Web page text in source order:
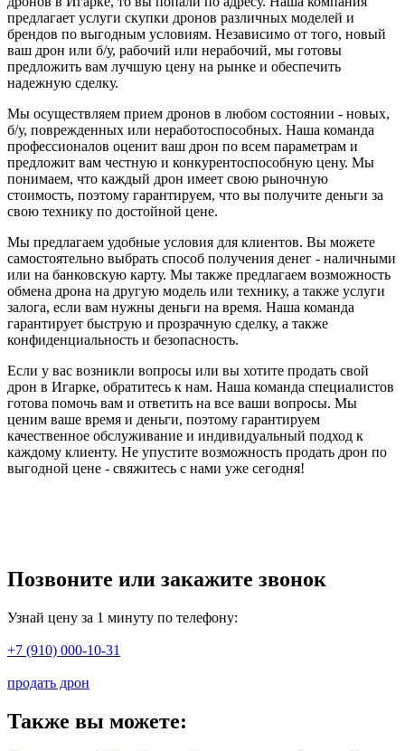
предлагает услуги скупки дронов различных моделей и
брендов по выгодным условиям. Независимо от того, новый
ваш дрон или б/у, рабочий или нерабочий, мы готовы
предложить вам лучшую цену на рынке и обеспечить
надежную сделку.
Мы осуществляем прием дронов в любом состоянии - новых,
б/у, поврежденных или неработоспособных. Наша команда
профессионалов оценит ваш дрон по всем параметрам и
предложит вам честную и конкурентоспособную цену. Мы
понимаем, что каждый дрон имеет свою рыночную
стоимость, поэтому гарантируем, что вы получите деньги за
свою технику по достойной цене.
Мы предлагаем удобные условия для клиентов. Вы можете
самостоятельно выбрать способ получения денег - наличными
или на банковскую карту. Мы также предлагаем возможность
обмена дрона на другую модель или технику, а также услуги
залога, если вам нужны деньги на время. Наша команда
гарантирует быструю и прозрачную сделку, а также
конфиденциальность и безопасность.
Если у вас возникли вопросы или вы хотите продать свой
дрон в Игарке, обратитесь к нам. Наша команда специалистов
готова помочь вам и ответить на все ваши вопросы. Мы
ценим ваше время и деньги, поэтому гарантируем
качественное обслуживание и индивидуальный подход к
каждому клиенту. Не упустите возможность продать дрон по
выгодной цене - свяжитесь с нами уже сегодня!
Позвоните или закажите звонок
Узнай цену за 1 минуту по телефону:
+7 (910) 000-10-31
продать дрон
Также вы можете: